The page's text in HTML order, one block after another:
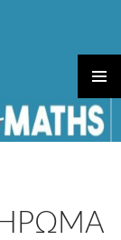
ΚΎΡΙΟ
ΜΕΝΟΎ